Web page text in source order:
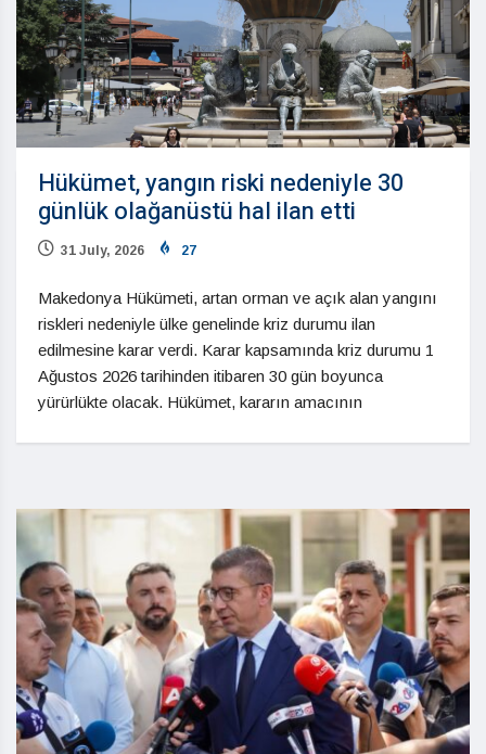
Hükümet, yangın riski nedeniyle 30
günlük olağanüstü hal ilan etti
31 July, 2026 27
Makedonya Hükümeti, artan orman ve açık alan yangını
riskleri nedeniyle ülke genelinde kriz durumu ilan
edilmesine karar verdi. Karar kapsamında kriz durumu 1
Ağustos 2026 tarihinden itibaren 30 gün boyunca
yürürlükte olacak. Hükümet, kararın amacının